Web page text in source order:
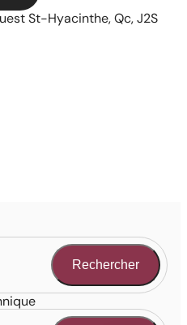
St-Hyacinthe, Qc, J2S
Rechercher